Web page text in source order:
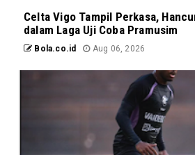
Celta Vigo Tampil Perkasa,
dalam Laga Uji Coba Pramusim
Bola.co.id Aug 06, 2026